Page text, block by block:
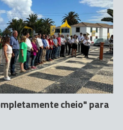
cheio" para